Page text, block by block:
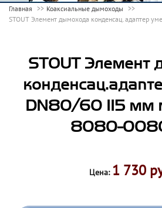
Главная
Коаксиальные дымоходы
STOUT Элемент дымохода конденсац.адаптер
STOUT Элемент
DN80/60 115 мм
8080-
Цена: 1 730